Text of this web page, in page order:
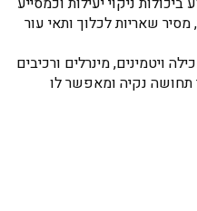
שאריות לכלוך ותאי עור
ויטמינים, מינרלים ורכיבים
תחושה נקיה ומאפשר לו